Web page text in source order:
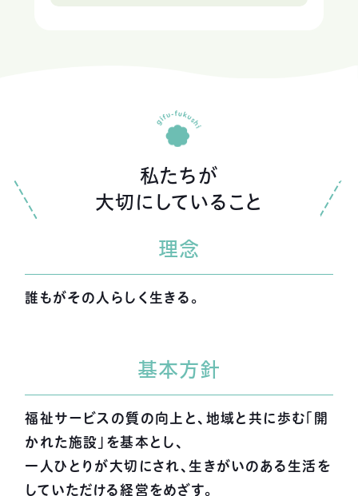
私たちが
大切にしていること
理念
誰もがその人らしく生きる。
基本方針
福祉サービスの質の向上と、地域と共に歩む「開
かれた施設」を基本とし、
一人ひとりが大切にされ、生きがいのある生活を
していただける経営をめざす。